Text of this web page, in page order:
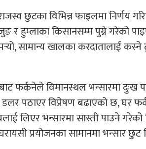
छुटका विभिन्न फाइलमा निर्णय
र हुम्लाका किसानसम्म पुग्ने गरेको
सामान्य खालका करदातालाई
फर्कनेले विमानस्थल भन्सारमा
पठाएर विप्रेषण बढाएको छ, घर
लिएर भन्सारमा सास्ती पाउने गरेको
प्रयोजनका सामानमा भन्सार